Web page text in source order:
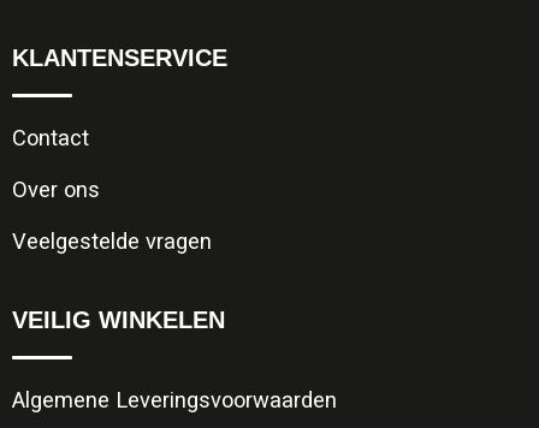
KLANTENSERVICE
Contact
Over ons
Veelgestelde vragen
VEILIG WINKELEN
Algemene Leveringsvoorwaarden